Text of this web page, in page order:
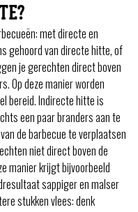
met directe en
gehoord van directe hitte, of
je gerechten direct boven
Op deze manier worden
bereid. Indirecte hitte is
een paar branders aan te
de barbecue te verplaatsen
niet direct boven de
manier krijgt bijvoorbeeld
sappiger en malser
stukken vlees: denk